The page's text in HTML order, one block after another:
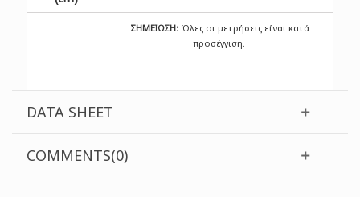
ΣΗΜΕΙΩΣΗ:Όλες οι μετρήσεις είναι κατά
προσέγγιση.
DATA SHEET
COMMENTS(0)